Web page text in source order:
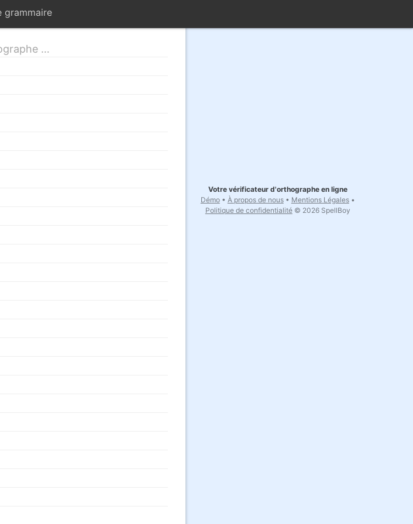
grammaire
Votre vérificateur d'orthographe en ligne
Démo• À propos de nous• Mentions Légales•
Politique de confidentialité© 2026 SpellBoy